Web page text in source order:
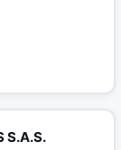
S.A.S.